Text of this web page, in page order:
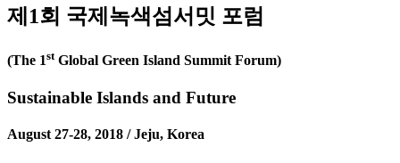
제1회 국제녹색섬서밋 포럼
(The 1stGlobal Green Island Summit Forum)
Sustainable Islands and Future
August 27-28, 2018 / Jeju, Korea